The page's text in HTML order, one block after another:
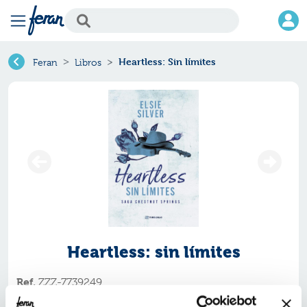
Feran Libros Heartless: Sin límites
Heartless: sin límites
Ref. ZZZ-7739249
ISBN: